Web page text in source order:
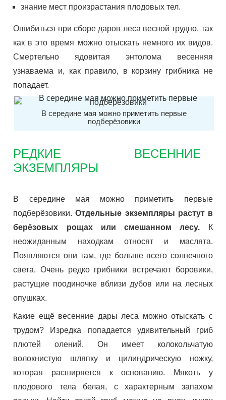
знание мест произрастания плодовых тел.
Ошибиться при сборе даров леса весной трудно, так
как в это время можно отыскать немного их видов.
Смертельно ядовитая энтолома весенняя
узнаваема и, как правило, в корзину грибника не
попадает.
В середине мая можно приметить первые
подберёзовики
РЕДКИЕ ВЕСЕННИЕ
ЭКЗЕМПЛЯРЫ
В середине мая можно приметить первые
подберёзовики.Отдельные экземпляры растут в
берёзовых рощах или смешанном лесу. К
неожиданным находкам относят и маслята.
Появляются они там, где больше всего солнечного
света. Очень редко грибники встречают боровики,
растущие поодиночке вблизи дубов или на лесных
опушках.
Какие ещё весенние дары леса можно отыскать с
трудом? Изредка попадается удивительный гриб
плютей олений. Он имеет колокольчатую
волокнистую шляпку и цилиндрическую ножку,
которая расширяется к основанию. Мякоть у
плодового тела белая, с характерным запахом